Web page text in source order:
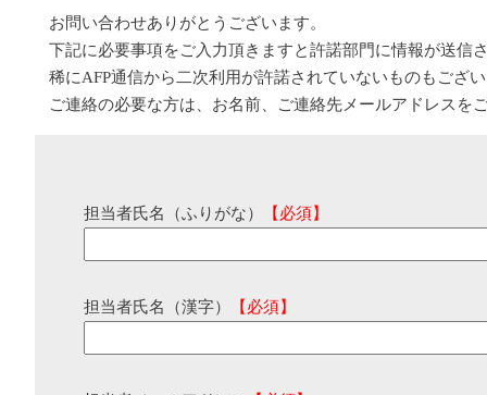
お問い合わせありがとうございます。
下記に必要事項をご入力頂きますと許諾部門に情報が送信
稀にAFP通信から二次利用が許諾されていないものもござ
ご連絡の必要な方は、お名前、ご連絡先メールアドレスを
担当者氏名（ふりがな） 【必須】
担当者氏名（漢字） 【必須】